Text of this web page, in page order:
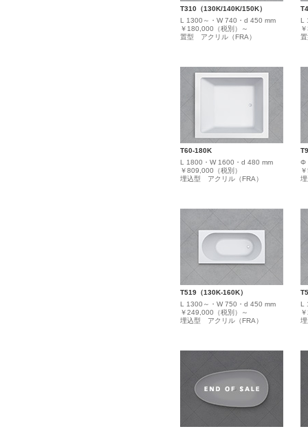
T310（130K/140K/150K）
L 1300～・W 740・d 450 mm
￥180,000（税別）～
置型 アクリル（FRA）
L
T60-180K
L 1800・W 1600・d 480 mm
￥809,000（税別）
埋込型 アクリル（FRA）
Φ
T519（130K-160K）
L 1300～・W 750・d 450 mm
￥249,000（税別）～
埋込型 アクリル（FRA）
L